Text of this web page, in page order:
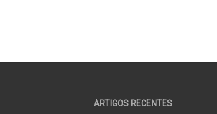
ARTIGOS RECENTES